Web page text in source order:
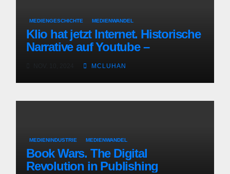
MEDIENGESCHICHTE MEDIENWANDEL
Klio hat jetzt Internet. Historische
Narrative auf Youtube –
AushandlungMCLUHAN
MEDIENINDUSTRIE MEDIENWANDEL
Book Wars. The Digital
Revolution in Publishing